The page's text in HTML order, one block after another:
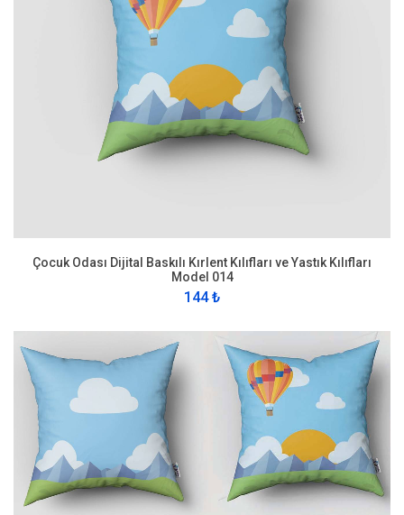
Çocuk Odası Dijital Baskılı Kırlent Kılıfları ve Yastık Kılıfları
Model 014
144 ₺